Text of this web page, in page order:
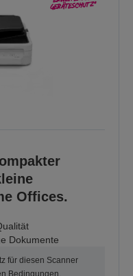
Offices.
Dokumente
für diesen Scanner
Bedingungen.